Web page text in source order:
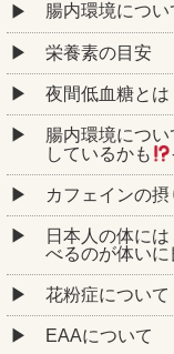
腸内環境につ
栄養素の目安
夜間低血糖とは
腸内環境につ
しているかも
カフェインの摂
日本人の体に
べるのが体い
花粉症について
EAAについて